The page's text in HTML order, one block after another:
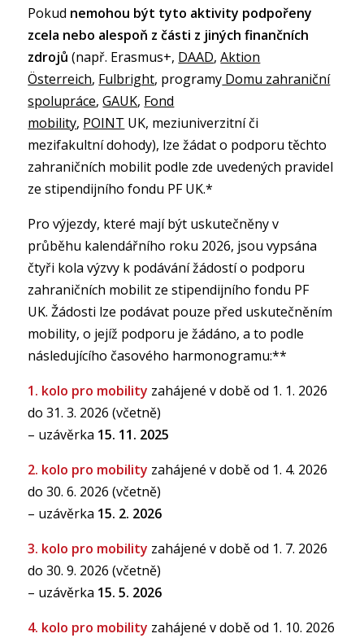
Pokud nemohou být tyto aktivity podpořeny
zcela nebo alespoň z části z jiných finančních
zdrojů (např. Erasmus+, DAAD,Aktion
Österreich, Fulbright, programy Domu zahraniční
spolupráce,GAUK, Fond
mobility, POINT UK, meziuniverzitní či
mezifakultní dohody), lze žádat o podporu těchto
zahraničních mobilit podle zde uvedených pravidel
ze stipendijního fondu PF UK.*
Pro výjezdy, které mají být uskutečněny v
průběhu kalendářního roku 2026, jsou vypsána
čtyři kola výzvy k podávání žádostí o podporu
zahraničních mobilit ze stipendijního fondu PF
UK. Žádosti lze podávat pouze před uskutečněním
mobility, o jejíž podporu je žádáno, a to podle
následujícího časového harmonogramu:**
1. kolo pro mobility zahájené v době od 1. 1. 2026
do 31. 3. 2026 (včetně)
– uzávěrka 15. 11. 2025
2. kolo pro mobility zahájené v době od 1. 4. 2026
do 30. 6. 2026 (včetně)
– uzávěrka 15. 2. 2026
3. kolo pro mobility zahájené v době od 1. 7. 2026
do 30. 9. 2026 (včetně)
– uzávěrka 15. 5. 2026
4. kolo pro mobility zahájené v době od 1. 10. 2026